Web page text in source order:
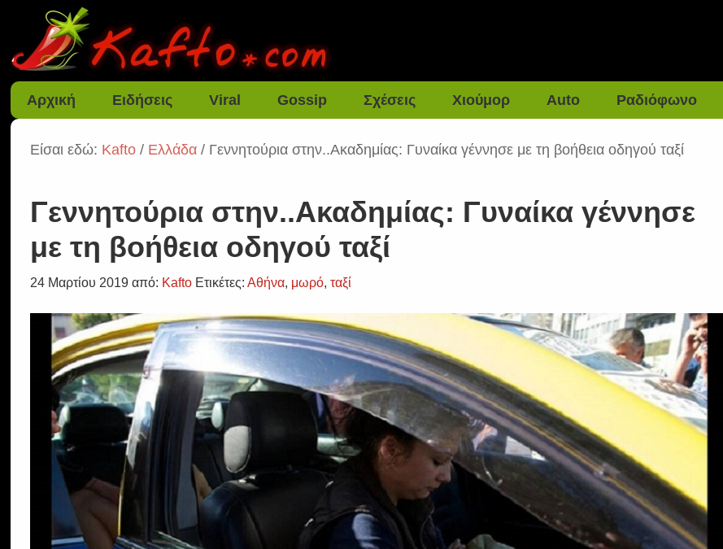
Αρχική Ειδήσεις Viral Gossip Σχέσεις Χιούμορ Auto Ραδιόφωνο
Είσαι εδώ: Kafto / Ελλάδα / Γεννητούρια στην..Ακαδημίας: Γυναίκα γέννησε με τη βοήθεια οδηγού ταξί
Γεννητούρια στην..Ακαδημίας: Γυναίκα γέννησε
με τη βοήθεια οδηγού ταξί
24 Μαρτίου 2019 από: Kafto Ετικέτες:Αθήνα, μωρό,ταξί